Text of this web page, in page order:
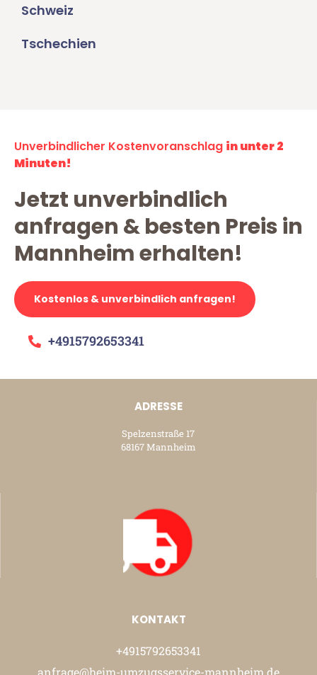
Schweiz
Tschechien
Unverbindlicher Kostenvoranschlag in unter 2
Minuten!
Jetzt unverbindlich
anfragen & besten Preis in
Mannheim erhalten!
Kostenlos & unverbindlich anfragen!
+4915792653341
ADRESSE
Spelzenstraße 17
68167 Mannheim
KONTAKT
+4915792653341
anfrage@heim-umzugsservice-mannheim.de